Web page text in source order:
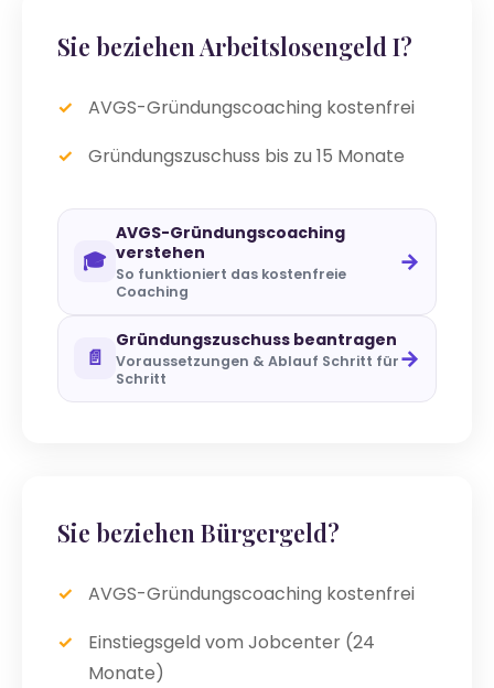
Sie beziehen Arbeitslosengeld I?
AVGS-Gründungscoaching kostenfrei
Gründungszuschuss bis zu 15 Monate
🎓
AVGS-Gründungscoaching
verstehen
So funktioniert das kostenfreie
Coaching
→
📄
Gründungszuschuss beantragen
Voraussetzungen & Ablauf Schritt für
Schritt
→
Sie beziehen Bürgergeld?
AVGS-Gründungscoaching kostenfrei
Einstiegsgeld vom Jobcenter (24
Monate)